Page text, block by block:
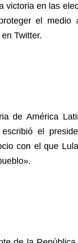
victoria en las
el medio
Twitter.
de América
el
con el que